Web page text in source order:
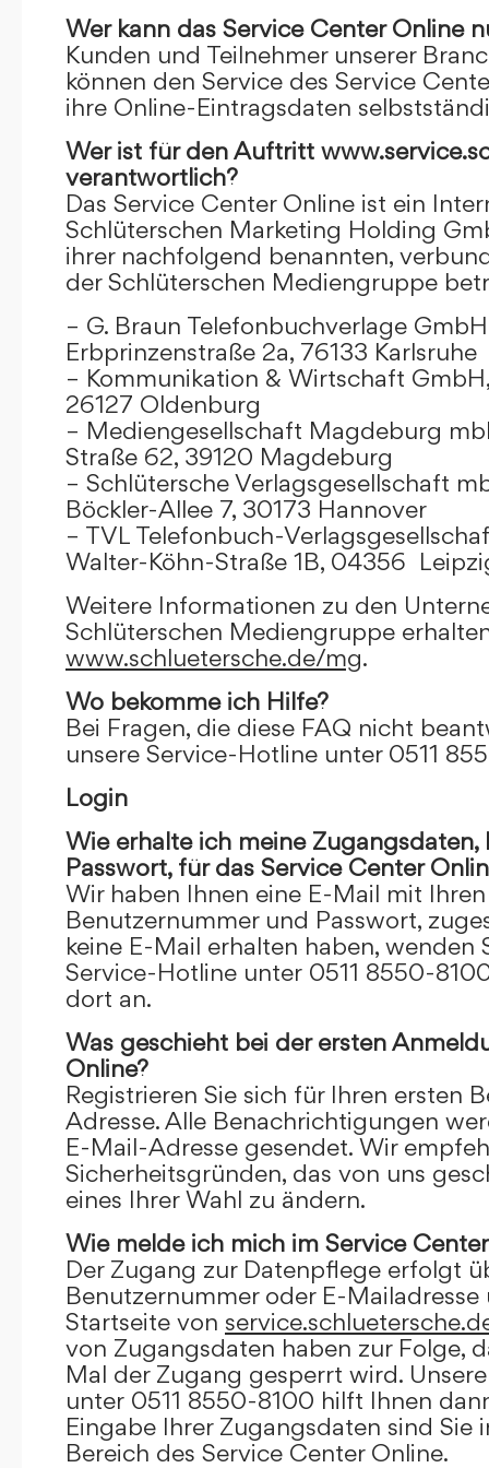
Wer kann das Service Center Online
Kunden und Teilnehmer unserer
können den Service des Service
ihre Online-Eintragsdaten
Wer ist für den Auftritt
verantwortlich?
Das Service Center Online ist ein
Schlüterschen Marketing Holding
ihrer nachfolgend benannten,
der Schlüterschen Mediengruppe
– G. Braun Telefonbuchverlage GmbH
Erbprinzenstraße 2a, 76133 Karlsruhe
– Kommunikation & Wirtschaft
26127 Oldenburg
– Mediengesellschaft Magdeburg
Straße 62, 39120 Magdeburg
– Schlütersche Verlagsgesellschaft
Böckler-Allee 7, 30173 Hannover
– TVL Telefonbuch-
Walter-Köhn-Straße 1B, 04356
Weitere Informationen zu den
Schlüterschen Mediengruppe
www.schluetersche.de/mg.
Wo bekomme ich Hilfe?
Bei Fragen, die diese FAQ nicht
unsere Service-Hotline unter 0511
Login
Wie erhalte ich meine
Passwort, für das Service Center
Wir haben Ihnen eine E-Mail mit
Benutzernummer und Passwort,
keine E-Mail erhalten haben, wenden
Service-Hotline unter 0511 8550-
dort an.
Was geschieht bei der ersten
Online?
Registrieren Sie sich für Ihren ersten
Adresse. Alle Benachrichtigungen
E-Mail-Adresse gesendet. Wir
Sicherheitsgründen, das von uns
eines Ihrer Wahl zu ändern.
Wie melde ich mich im Service
Der Zugang zur Datenpflege erfolgt
Benutzernummer oder E-
Startseite von
von Zugangsdaten haben zur Folge,
Mal der Zugang gesperrt wird.
unter 0511 8550-8100 hilft Ihnen
Eingabe Ihrer Zugangsdaten sind Sie
Bereich des Service Center Online.